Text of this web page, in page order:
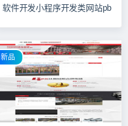
软件开发小程序开发类网站pb
新品